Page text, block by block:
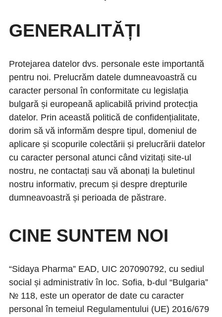
GENERALITĂȚI
Protejarea datelor dvs. personale este importantă
pentru noi. Prelucrăm datele dumneavoastră cu
caracter personal în conformitate cu legislația
bulgară și europeană aplicabilă privind protecția
datelor. Prin această politică de confidențialitate,
dorim să vă informăm despre tipul, domeniul de
aplicare și scopurile colectării și prelucrării datelor
cu caracter personal atunci când vizitați site-ul
nostru, ne contactați sau vă abonați la buletinul
nostru informativ, precum și despre drepturile
dumneavoastră și perioada de păstrare.
CINE SUNTEM NOI
“Sidaya Pharma” EAD, UIC 207090792, cu sediul
social și administrativ în loc. Sofia, b-dul “Bulgaria”
№ 118, este un operator de date cu caracter
personal în temeiul Regulamentului (UE) 2016/679